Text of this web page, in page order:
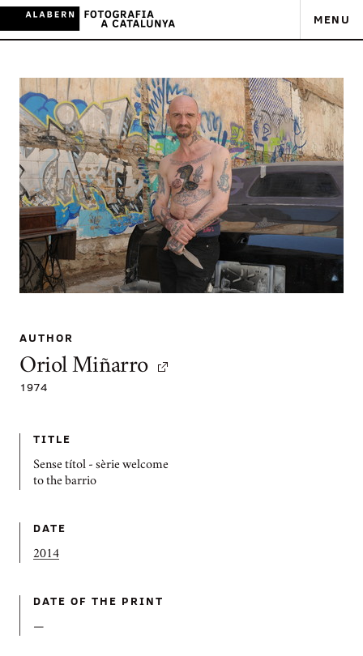
MENU
AUTHOR
Oriol Miñarro
1974
TITLE
Sense títol - sèrie welcome
to the barrio
DATE
2014
DATE OF THE PRINT
—